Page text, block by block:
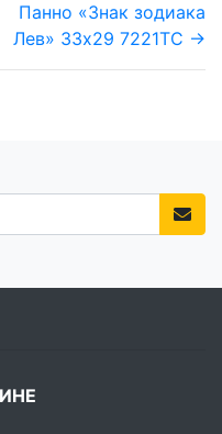
Панно «Знак зодиака
Лев» 33х29 7221TC →